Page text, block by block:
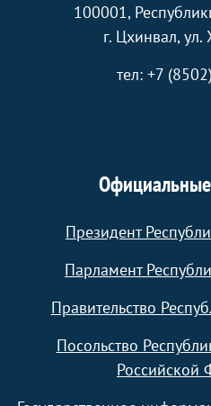
100001,
г. Цхинвал, ул.
тел: +7
Президент
Парламент
Правительство
Посольство
Российской